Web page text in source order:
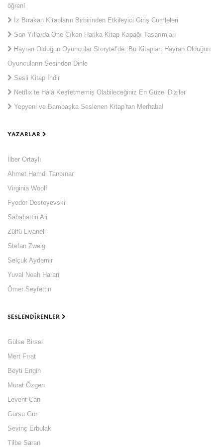
öğren!
İz Bırakan Kitapların Birbirinden Etkileyici Giriş Cümleleri
Son Yıllarda Öne Çıkan Harika Kitap Kapağı Tasarımları
Hayran Olduğun Oyuncular Storytel’de: Bu Kitapları Hayran Olduğun
Oyuncuların Sesinden Dinle
Sesli Kitap İndir
Netflix’te Hâlâ Keşfetmemiş Olabileceğiniz En Güzel Diziler
Yepyeni ve Bambaşka Seslenen Kitap’tan Merhaba!
YAZARLAR
İlber Ortaylı
Ahmet Hamdi Tanpınar
Virginia Woolf
Fyodor Dostoyevski
Sabahattin Ali
Zülfü Livaneli
Stefan Zweig
Selçuk Aydemir
Yuval Noah Harari
Ömer Seyfettin
SESLENDIRENLER
Gülse Birsel
Mert Fırat
Beyti Engin
Murat Özgen
Levent Can
Gürsu Gür
Sevinç Erbulak
Tilbe Saran